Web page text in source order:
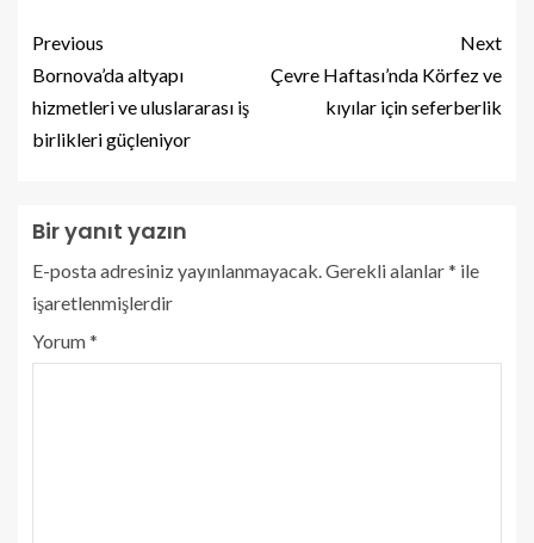
Previous
Bornova’da altyapı
hizmetleri ve uluslararası iş
birlikleri güçleniyor
Next
Çevre Haftası’nda Körfez ve
kıyılar için seferberlik
Bir yanıt yazın
E-posta adresiniz yayınlanmayacak. Gerekli alanlar* ile
işaretlenmişlerdir
Yorum*